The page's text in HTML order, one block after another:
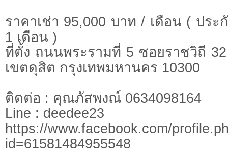
ราคาเช่า 95,000 บาท / เดือน ( ปร
1 เดือน )
ที่ตั้ง ถนนพระรามที่ 5 ซอยราชวิถี
เขตดุสิต กรุงเทพมหานคร 10300
ติดต่อ : คุณภัสพงณ์ 0634098164
Line : deedee23
https://www.facebook.com/
id=61581484955548